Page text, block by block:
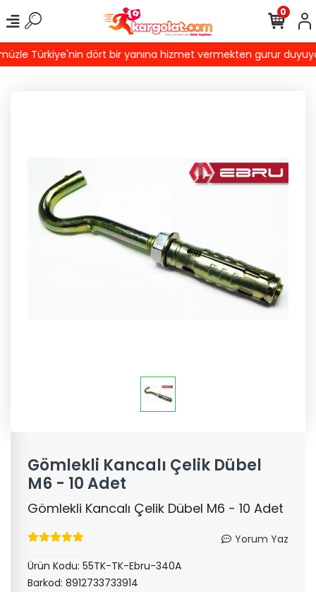
Türkiye'nin dört bir yanına hizmet vermekten gurur
0
Gömlekli Kancalı Çelik Dübel
M6 - 10 Adet
Gömlekli Kancalı Çelik Dübel M6 - 10 Adet
Yorum Yaz
Ürün Kodu: 55TK-TK-Ebru-340A
Barkod: 8912733733914